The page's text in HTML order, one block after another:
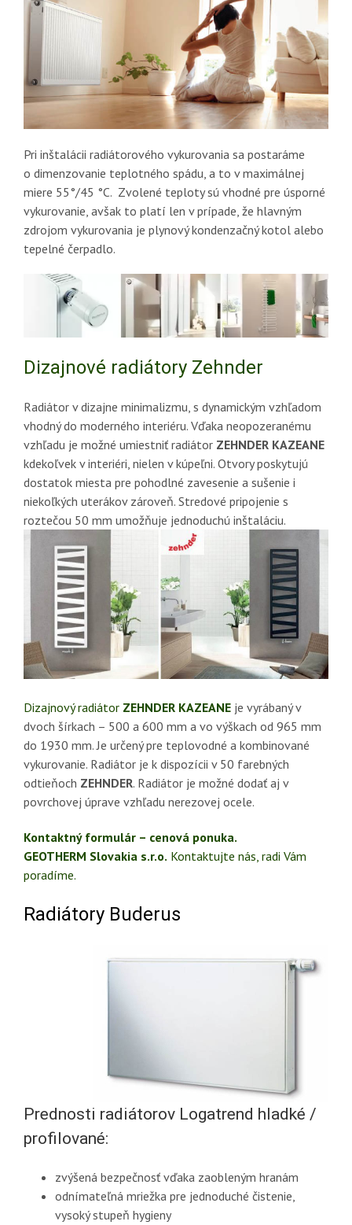
Pri inštalácii radiátorového vykurovania sa postaráme
o dimenzovanie teplotného spádu, a to v maximálnej
miere 55°/45 °C. Zvolené teploty sú vhodné pre úsporné
vykurovanie, avšak to platí len v prípade, že hlavným
zdrojom vykurovania je plynový kondenzačný kotol alebo
tepelné čerpadlo.
Dizajnové radiátory Zehnder
Radiátor v dizajne minimalizmu, s dynamickým vzhľadom
vhodný do moderného interiéru. Vďaka neopozeranému
vzhľadu je možné umiestniť radiátor ZEHNDER KAZEANE
kdekoľvek v interiéri, nielen v kúpeľni. Otvory poskytujú
dostatok miesta pre pohodlné zavesenie a sušenie i
niekoľkých uterákov zároveň. Stredové pripojenie s
roztečou 50 mm umožňuje jednoduchú inštaláciu.
Dizajnový radiátor ZEHNDER KAZEANEje vyrábaný v
dvoch šírkach – 500 a 600 mm a vo výškach od 965 mm
do 1930 mm. Je určený pre teplovodné a kombinované
vykurovanie. Radiátor je k dispozícii v 50 farebných
odtieňoch ZEHNDER. Radiátor je možné dodať aj v
povrchovej úprave vzhľadu nerezovej ocele.
Kontaktný formulár – cenová ponuka.
GEOTHERM Slovakia s.r.o. Kontaktujte nás, radi Vám
poradíme.
Radiátory Buderus
Prednosti radiátorov Logatrend hladké /
profilované:
zvýšená bezpečnosť vďaka zaobleným hranám
odnímateľná mriežka pre jednoduché čistenie,
vysoký stupeň hygieny